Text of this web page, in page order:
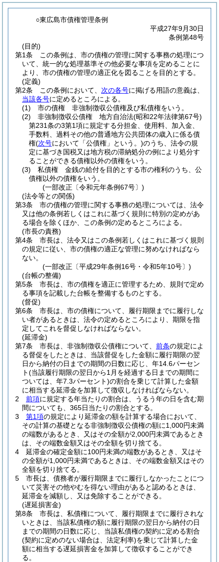
○東広島市債権管理条例
平成27年9月30日
条例第48号
(目的)
第1条
この条例は、市の債権の管理に関する事務の処理につ
いて、統一的な処理基準その他必要な事項を定めることに
より、市の債権の管理の適正化を図ることを目的とする。
(定義)
第2条
この条例において、 次の各号に掲げる用語の意義は、
当該各号に定めるところによる。
(1)
市の債権 非強制徴収公債権及び私債権をいう。
(2)
非強制徴収公債権 地方自治法(昭和22年法律第67号)
第231条の3第1項に規定する分担金、使用料、加入金、
手数料、過料その他の普通地方公共団体の歳入に係る債
権(次号において「公債権」という。)のうち、法令の規
定に基づき国税又は地方税の滞納処分の例により処分す
ることができる債権以外の債権をいう。
(3)
私債権 金銭の給付を目的とする市の権利のうち、公
債権以外の債権をいう。
(一部改正〔令和元年条例67号〕)
(法令等との関係)
第3条
市の債権の管理に関する事務の処理については、法令
又は他の条例若しくはこれに基づく規則に特別の定めがあ
る場合を除くほか、この条例の定めるところによる。
(市長の責務)
第4条
市長は、法令又はこの条例若しくはこれに基づく規則
の規定に従い、市の債権の適正な管理に努めなければなら
ない。
(一部改正〔平成29年条例16号・令和5年10号〕)
(台帳の整備)
第5条
市長は、市の債権を適正に管理するため、規則で定め
る事項を記載した台帳を整備するものとする。
(督促)
第6条
市長は、市の債権について、履行期限までに履行しな
い者があるときは、法令の定めるところにより、期限を指
定してこれを督促しなければならない。
(延滞金)
第7条
市長は、非強制徴収公債権について、 前条の規定によ
る督促をしたときは、当該督促をした金額に履行期限の翌
日から納付の日までの期間の日数に応じ、年14.6パーセン
ト(当該履行期限の翌日から1月を経過する日までの期間に
ついては、年7.3パーセント)の割合を乗じて計算した金額
に相当する延滞金を加算して徴収しなければならない。
2
前項に規定する年当たりの割合は、うるう年の日を含む期
間についても、365日当たりの割合とする。
3
第1項の規定により延滞金の額を計算する場合において、
その計算の基礎となる非強制徴収公債権の額に1,000円未満
の端数があるとき、又はその全額が2,000円未満であるとき
は、その端数金額又はその全額を切り捨てる。
4
延滞金の確定金額に100円未満の端数があるとき、又はそ
の全額が1,000円未満であるときは、その端数金額又はその
全額を切り捨てる。
5
市長は、債務者が履行期限までに履行しなかったことにつ
いて災害その他やむを得ない理由があると認めるときは、
延滞金を減額し、又は免除することができる。
(遅延損害金)
第8条
市長は、私債権について、履行期限までに履行されな
いときは、当該私債権の額に履行期限の翌日から納付の日
までの期間の日数に応じ、当該私債権の契約に定める割合
(契約に定めのない場合は、法定利率)を乗じて計算した金
額に相当する遅延損害金を加算して徴収することができ
る。